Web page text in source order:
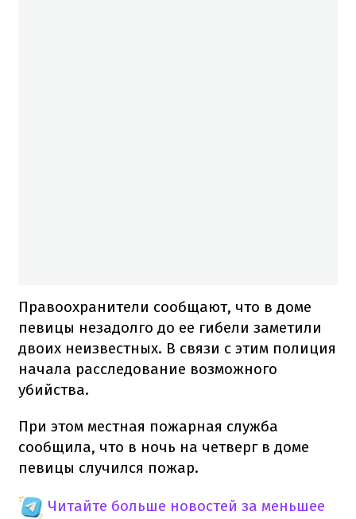
Правоохранители сообщают, что в доме
певицы незадолго до ее гибели заметили
двоих неизвестных. В связи с этим полиция
начала расследование возможного
убийства.
При этом местная пожарная служба
сообщила, что в ночь на четверг в доме
певицы случился пожар.
Читайте больше новостей за меньшее